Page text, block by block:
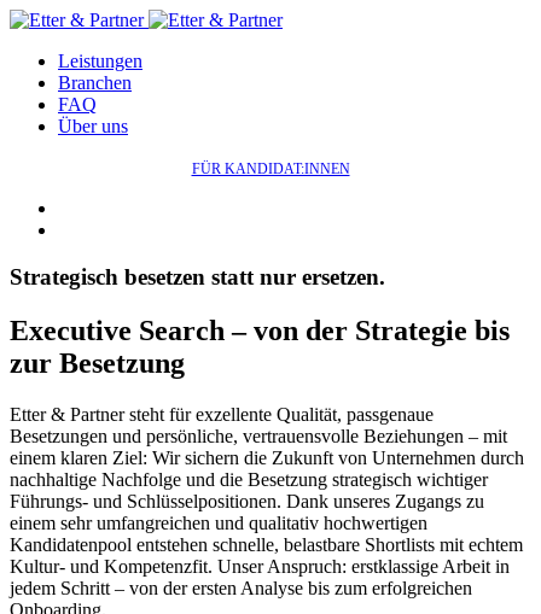
Leistungen
Branchen
FAQ
Über uns
FÜR KANDIDAT:INNEN
Strategisch besetzen statt nur ersetzen.
Executive Search – von der Strategie bis
zur Besetzung
Etter & Partner steht für exzellente Qualität, passgenaue
Besetzungen und persönliche, vertrauensvolle Beziehungen – mit
einem klaren Ziel: Wir sichern die Zukunft von Unternehmen durch
nachhaltige Nachfolge und die Besetzung strategisch wichtiger
Führungs- und Schlüsselpositionen. Dank unseres Zugangs zu
einem sehr umfangreichen und qualitativ hochwertigen
Kandidatenpool entstehen schnelle, belastbare Shortlists mit echtem
Kultur- und Kompetenzfit. Unser Anspruch: erstklassige Arbeit in
jedem Schritt – von der ersten Analyse bis zum erfolgreichen
Onboarding.